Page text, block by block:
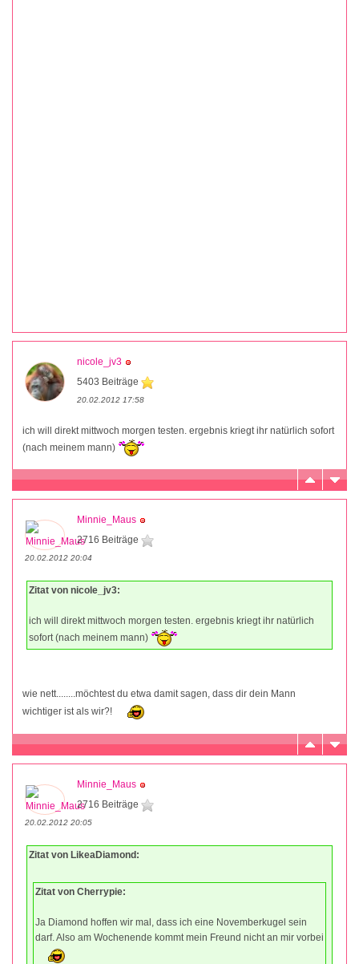
nicole_jv3
5403 Beiträge
20.02.2012 17:58
ich will direkt mittwoch morgen testen. ergebnis kriegt ihr natürlich sofort
(nach meinem mann)
Minnie_Maus
2716 Beiträge
20.02.2012 20:04
Zitat von nicole_jv3:
ich will direkt mittwoch morgen testen. ergebnis kriegt ihr natürlich
sofort (nach meinem mann)
wie nett........möchtest du etwa damit sagen, dass dir dein Mann
wichtiger ist als wir?!
Minnie_Maus
2716 Beiträge
20.02.2012 20:05
Zitat von LikeaDiamond:
Zitat von Cherrypie:
Ja Diamond hoffen wir mal, dass ich eine Novemberkugel sein
darf. Also am Wochenende kommt mein Freund nicht an mir vorbei